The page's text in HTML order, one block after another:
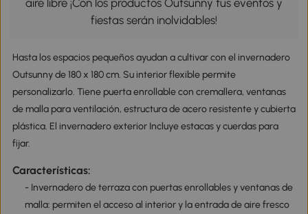
aire libre ¡Con los productos Outsunny tus eventos y
fiestas serán inolvidables!
Hasta los espacios pequeños ayudan a cultivar con el invernadero
Outsunny de 180 x 180 cm. Su interior flexible permite
personalizarlo. Tiene puerta enrollable con cremallera, ventanas
de malla para ventilación, estructura de acero resistente y cubierta
plástica. El invernadero exterior Incluye estacas y cuerdas para
fijar.
Características:
- Invernadero de terraza con puertas enrollables y ventanas de
malla: permiten el acceso al interior y la entrada de aire fresco